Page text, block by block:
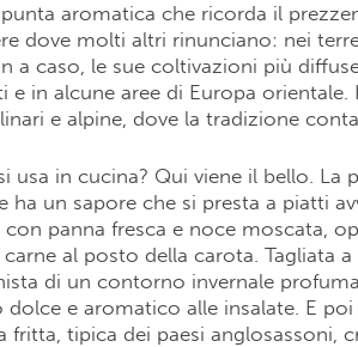
aromatica che ricorda il
dove molti altri rinunciano: nei
a caso, le sue coltivazioni più
e in alcune aree di Europa
e alpine, dove la tradizione
usa in cucina? Qui viene il bello. La
ha un sapore che si presta a piatti
con panna fresca e noce moscata,
al posto della carota. Tagliata
di un contorno invernale
e aromatico alle insalate. E poi
fritta, tipica dei paesi anglosassoni,